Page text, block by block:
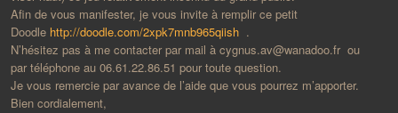
Afin de vous manifester, je vous invite à remplir ce petit
Doodle http://doodle.com/2xpk7mnb965qiish.
N’hésitez pas à me contacter par mail à cygnus.av@wanadoo.fr ou
par téléphone au 06.61.22.86.51 pour toute question.
Je vous remercie par avance de l’aide que vous pourrez m’apporter.
Bien cordialement,